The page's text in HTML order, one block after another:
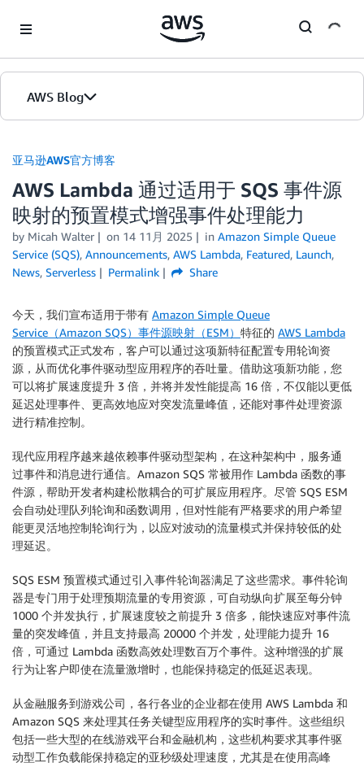
AWS Blog
首页
版本
亚马逊AWS官方博客
AWS Lambda 通过适用于 SQS 事件源
映射的预置模式增强事件处理能力
by Micah Walter on 14 11月 2025 in Amazon Simple Queue
Service (SQS), Announcements, AWS Lambda, Featured, Launch,
News, Serverless Permalink Share
今天，我们宣布适用于带有 Amazon Simple Queue
Service（Amazon SQS） 事件源映射（ESM） 特征的 AWS Lambda
的预置模式正式发布，客户可以通过这项新特征配置专用轮询资
源，从而优化事件驱动型应用程序的吞吐量。借助这项新功能，您
可以将扩展速度提升 3 倍，并将并发性能提高 16 倍，不仅能以更低
延迟处理事件、更高效地应对突发流量峰值，还能对事件处理资源
进行精准控制。
现代应用程序越来越依赖事件驱动型架构，在这种架构中，服务通
过事件和消息进行通信。Amazon SQS 常被用作 Lambda 函数的事
件源，帮助开发者构建松散耦合的可扩展应用程序。尽管 SQS ESM
会自动处理队列轮询和函数调用，但对性能有严格要求的用户希望
能更灵活地控制轮询行为，以应对波动的流量模式并保持较低的处
理延迟。
SQS ESM 预置模式通过引入事件轮询器满足了这些需求。事件轮询
器是专门用于处理预期流量的专用资源，可自动纵向扩展至每分钟
1000 个并发执行，扩展速度较之前提升 3 倍多，能快速应对事件流
量的突发峰值，并且支持最高 20000 个并发，处理能力提升 16
倍，可通过 Lambda 函数高效处理数百万个事件。这种增强的扩展
行为让客户即使在流量激增时，也能保持稳定的低延迟表现。
从金融服务到游戏公司，各行各业的企业都在使用 AWS Lambda 和
Amazon SQS 来处理其任务关键型应用程序的实时事件。这些组织
包括一些大型的在线游戏平台和金融机构，这些机构要求其事件驱
动型工作负载能保持稳定的亚秒级处理速度，尤其是在使用高峰